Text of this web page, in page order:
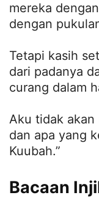
mereka
dengan
Tetapi kasih
dari padanya
curang dalam
Aku tidak akan
dan apa yang
Kuubah.”
Bacaan